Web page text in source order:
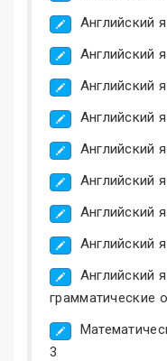
Английский
Английский
Английский
Английский
Английский
Английский
Английский
Английский
Английский
грамматические
3